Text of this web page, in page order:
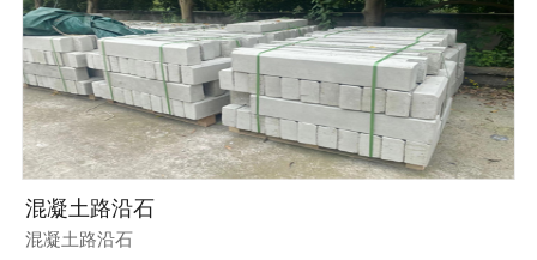
混凝土路沿石
混凝土路沿石